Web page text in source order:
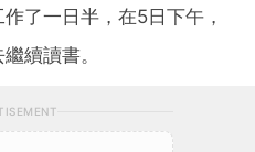
了一日半，在5日下午，
續讀書。